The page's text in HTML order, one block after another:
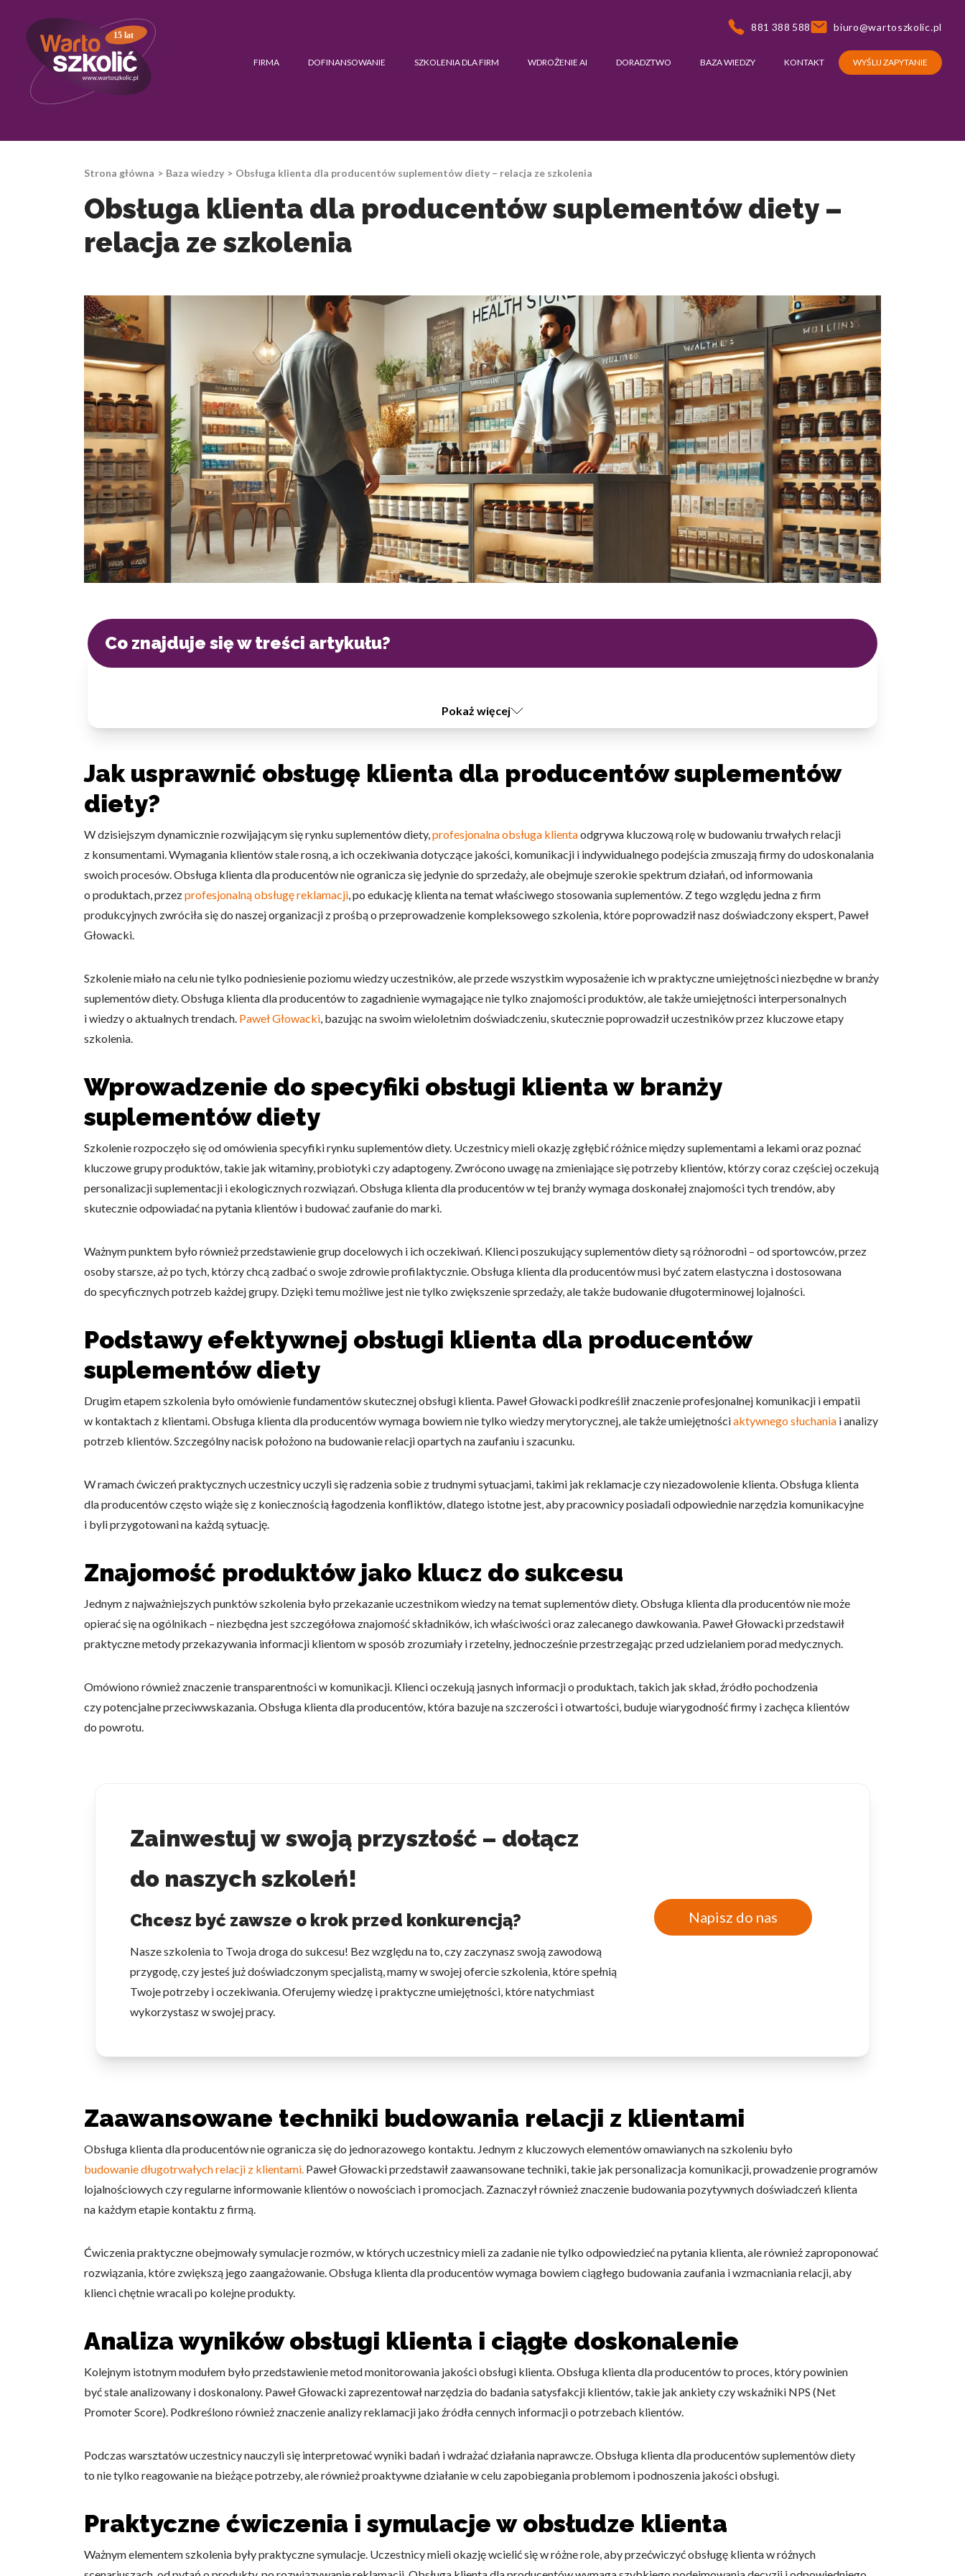
15 lat
881 388 588 biuro@wartoszkolic.pl
FIRMA DOFINANSOWANIE SZKOLENIA DLA FIRM WDROŻENIE AI DORADZTWO BAZA WIEDZY KONTAKT WYŚLIJ ZAPYTANIE
Strona główna Baza wiedzy Obsługa klienta dla producentów suplementów diety – relacja ze szkolenia
Obsługa klienta dla producentów suplementów diety –
relacja ze szkolenia
Co znajduje się w treści artykułu?
Pokaż więcej
Jak usprawnić obsługę klienta dla producentów suplementów
diety?
W dzisiejszym dynamicznie rozwijającym się rynku suplementów diety,profesjonalna obsługa klientaodgrywa kluczową rolę w budowaniu trwałych relacji
z konsumentami. Wymagania klientów stale rosną, a ich oczekiwania dotyczące jakości, komunikacji i indywidualnego podejścia zmuszają firmy do udoskonalania
swoich procesów. Obsługa klienta dla producentów nie ogranicza się jedynie do sprzedaży, ale obejmuje szerokie spektrum działań, od informowania
o produktach, przezprofesjonalną obsługę reklamacji, po edukację klienta na temat właściwego stosowania suplementów. Z tego względu jedna z firm
produkcyjnych zwróciła się do naszej organizacji z prośbą o przeprowadzenie kompleksowego szkolenia, które poprowadził nasz doświadczony ekspert, Paweł
Głowacki.
Szkolenie miało na celu nie tylko podniesienie poziomu wiedzy uczestników, ale przede wszystkim wyposażenie ich w praktyczne umiejętności niezbędne w branży
suplementów diety. Obsługa klienta dla producentów to zagadnienie wymagające nie tylko znajomości produktów, ale także umiejętności interpersonalnych
i wiedzy o aktualnych trendach. Paweł Głowacki, bazując na swoim wieloletnim doświadczeniu, skutecznie poprowadził uczestników przez kluczowe etapy
szkolenia.
Wprowadzenie do specyfiki obsługi klienta w branży
suplementów diety
Szkolenie rozpoczęło się od omówienia specyfiki rynku suplementów diety. Uczestnicy mieli okazję zgłębić różnice między suplementami a lekami oraz poznać
kluczowe grupy produktów, takie jak witaminy, probiotyki czy adaptogeny. Zwrócono uwagę na zmieniające się potrzeby klientów, którzy coraz częściej oczekują
personalizacji suplementacji i ekologicznych rozwiązań. Obsługa klienta dla producentów w tej branży wymaga doskonałej znajomości tych trendów, aby
skutecznie odpowiadać na pytania klientów i budować zaufanie do marki.
Ważnym punktem było również przedstawienie grup docelowych i ich oczekiwań. Klienci poszukujący suplementów diety są różnorodni – od sportowców, przez
osoby starsze, aż po tych, którzy chcą zadbać o swoje zdrowie profilaktycznie. Obsługa klienta dla producentów musi być zatem elastyczna i dostosowana
do specyficznych potrzeb każdej grupy. Dzięki temu możliwe jest nie tylko zwiększenie sprzedaży, ale także budowanie długoterminowej lojalności.
Podstawy efektywnej obsługi klienta dla producentów
suplementów diety
Drugim etapem szkolenia było omówienie fundamentów skutecznej obsługi klienta. Paweł Głowacki podkreślił znaczenie profesjonalnej komunikacji i empatii
w kontaktach z klientami. Obsługa klienta dla producentów wymaga bowiem nie tylko wiedzy merytorycznej, ale także umiejętnościaktywnego słuchania i analizy
potrzeb klientów. Szczególny nacisk położono na budowanie relacji opartych na zaufaniu i szacunku.
W ramach ćwiczeń praktycznych uczestnicy uczyli się radzenia sobie z trudnymi sytuacjami, takimi jak reklamacje czy niezadowolenie klienta. Obsługa klienta
dla producentów często wiąże się z koniecznością łagodzenia konfliktów, dlatego istotne jest, aby pracownicy posiadali odpowiednie narzędzia komunikacyjne
i byli przygotowani na każdą sytuację.
Znajomość produktów jako klucz do sukcesu
Jednym z najważniejszych punktów szkolenia było przekazanie uczestnikom wiedzy na temat suplementów diety. Obsługa klienta dla producentów nie może
opierać się na ogólnikach – niezbędna jest szczegółowa znajomość składników, ich właściwości oraz zalecanego dawkowania. Paweł Głowacki przedstawił
praktyczne metody przekazywania informacji klientom w sposób zrozumiały i rzetelny, jednocześnie przestrzegając przed udzielaniem porad medycznych.
Omówiono również znaczenie transparentności w komunikacji. Klienci oczekują jasnych informacji o produktach, takich jak skład, źródło pochodzenia
czy potencjalne przeciwwskazania. Obsługa klienta dla producentów, która bazuje na szczerości i otwartości, buduje wiarygodność firmy i zachęca klientów
do powrotu.
Zainwestuj w swoją przyszłość – dołącz
do naszych szkoleń!
Chcesz być zawsze o krok przed konkurencją?
Nasze szkolenia to Twoja droga do sukcesu! Bez względu na to, czy zaczynasz swoją zawodową
przygodę, czy jesteś już doświadczonym specjalistą, mamy w swojej ofercie szkolenia, które spełnią
Twoje potrzeby i oczekiwania. Oferujemy wiedzę i praktyczne umiejętności, które natychmiast
wykorzystasz w swojej pracy.
Napisz do nas
Zaawansowane techniki budowania relacji z klientami
Obsługa klienta dla producentów nie ogranicza się do jednorazowego kontaktu. Jednym z kluczowych elementów omawianych na szkoleniu było
budowanie długotrwałych relacji z klientami. Paweł Głowacki przedstawił zaawansowane techniki, takie jak personalizacja komunikacji, prowadzenie programów
lojalnościowych czy regularne informowanie klientów o nowościach i promocjach. Zaznaczył również znaczenie budowania pozytywnych doświadczeń klienta
na każdym etapie kontaktu z firmą.
Ćwiczenia praktyczne obejmowały symulacje rozmów, w których uczestnicy mieli za zadanie nie tylko odpowiedzieć na pytania klienta, ale również zaproponować
rozwiązania, które zwiększą jego zaangażowanie. Obsługa klienta dla producentów wymaga bowiem ciągłego budowania zaufania i wzmacniania relacji, aby
klienci chętnie wracali po kolejne produkty.
Analiza wyników obsługi klienta i ciągłe doskonalenie
Kolejnym istotnym modułem było przedstawienie metod monitorowania jakości obsługi klienta. Obsługa klienta dla producentów to proces, który powinien
być stale analizowany i doskonalony. Paweł Głowacki zaprezentował narzędzia do badania satysfakcji klientów, takie jak ankiety czy wskaźniki NPS (Net
Promoter Score). Podkreślono również znaczenie analizy reklamacji jako źródła cennych informacji o potrzebach klientów.
Podczas warsztatów uczestnicy nauczyli się interpretować wyniki badań i wdrażać działania naprawcze. Obsługa klienta dla producentów suplementów diety
to nie tylko reagowanie na bieżące potrzeby, ale również proaktywne działanie w celu zapobiegania problemom i podnoszenia jakości obsługi.
Praktyczne ćwiczenia i symulacje w obsłudze klienta
Ważnym elementem szkolenia były praktyczne symulacje. Uczestnicy mieli okazję wcielić się w różne role, aby przećwiczyć obsługę klienta w różnych
Wykorzystujemy pliki cookie do spersonalizowania treści i reklam, aby oferować funkcje społecznościowe i analizować ruch w
naszej witrynie. Informacje o tym, jak korzystasz z naszej witryny, udostępniamy partnerom społecznościowym, reklamowym i
analitycznym. Partnerzy mogą połączyć te informacje z innymi danymi otrzymanymi od Ciebie lub uzyskanymi podczas korzystania
z ich usług.
Niezbędne pliki cookie mają kluczowe znaczenie dla podstawowych funkcji witryny i witryna nie będzie działać w zamierzony
sposób bez nich. Te pliki cookie nie przechowują żadnych danych umożliwiających identyfikację osoby.
Pliki cookie dotyczące preferencji umożliwiają stronie zapamiętanie informacji, które zmieniają wygląd lub funkcjonowanie strony,
np. preferowany język lub region, w którym znajduje się użytkownik.
Statystyka
Statystyczne pliki cookie pomagają właścicielem stron internetowych zrozumieć, w jaki sposób różni użytkownicy zachowują się
Marketing
Nieklasyfikowane pliki cookie, to pliki, które są w procesie klasyfikowania, wraz z dostawcami poszczególnych ciasteczek.
Odrzuć